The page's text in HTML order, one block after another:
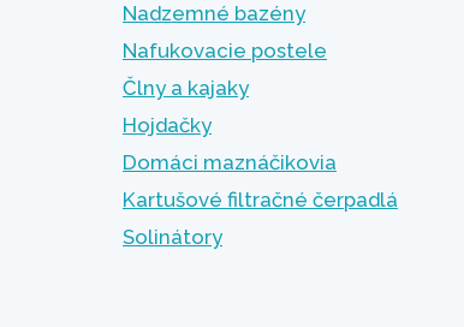
Nadzemné bazény
Nafukovacie postele
Člny a kajaky
Hojdačky
Domáci maznáčikovia
Kartušové filtračné čerpadlá
Solinátory